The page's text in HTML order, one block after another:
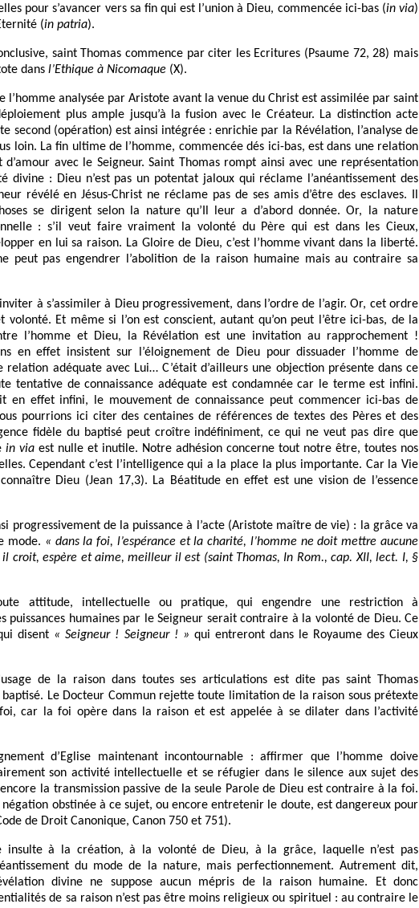
pour s’avancer vers sa fin qui est l’union à Dieu, commencée ici-bas (in via)
(in patria).
saint Thomas commence par citer les Ecritures (Psaume 72, 28) mais
dans l’Ethique à Nicomaque (X).
l’homme analysée par Aristote avant la venue du Christ est assimilée par saint
plus ample jusqu’à la fusion avec le Créateur. La distinction acte
second (opération) est ainsi intégrée : enrichie par la Révélation, l’analyse de
loin. La fin ultime de l’homme, commencée dés ici-bas, est dans une relation
d’amour avec le Seigneur. Saint Thomas rompt ainsi avec une représentation
divine : Dieu n’est pas un potentat jaloux qui réclame l’anéantissement des
révélé en Jésus-Christ ne réclame pas de ses amis d’être des esclaves. Il
se dirigent selon la nature qu’Il leur a d’abord donnée. Or, la nature
: s’il veut faire vraiment la volonté du Père qui est dans les Cieux,
en lui sa raison. La Gloire de Dieu, c’est l’homme vivant dans la liberté.
peut pas engendrer l’abolition de la raison humaine mais au contraire sa
à s’assimiler à Dieu progressivement, dans l’ordre de l’agir. Or, cet ordre
volonté. Et même si l’on est conscient, autant qu’on peut l’être ici-bas, de la
l’homme et Dieu, la Révélation est une invitation au rapprochement !
en effet insistent sur l’éloignement de Dieu pour dissuader l’homme de
relation adéquate avec Lui… C’était d’ailleurs une objection présente dans ce
tentative de connaissance adéquate est condamnée car le terme est infini.
en effet infini, le mouvement de connaissance peut commencer ici-bas de
pourrions ici citer des centaines de références de textes des Pères et des
fidèle du baptisé peut croître indéfiniment, ce qui ne veut pas dire que
in via est nulle et inutile. Notre adhésion concerne tout notre être, toutes nos
Cependant c’est l’intelligence qui a la place la plus importante. Car la Vie
Dieu (Jean 17,3). La Béatitude en effet est une vision de l’essence
progressivement de la puissance à l’acte (Aristote maître de vie) : la grâce va
mode. « dans la foi, l’espérance et la charité, l’homme ne doit mettre aucune
croit, espère et aime, meilleur il est (saint Thomas, In Rom., cap. XII, lect. I, §
attitude, intellectuelle ou pratique, qui engendre une restriction à
puissances humaines par le Seigneur serait contraire à la volonté de Dieu. Ce
disent « Seigneur ! Seigneur ! » qui entreront dans le Royaume des Cieux
de la raison dans toutes ses articulations est dite pas saint Thomas
Le Docteur Commun rejette toute limitation de la raison sous prétexte
foi, car la foi opère dans la raison et est appelée à se dilater dans l’activité
d’Eglise maintenant incontournable : affirmer que l’homme doive
son activité intellectuelle et se réfugier dans le silence aux sujet des
la transmission passive de la seule Parole de Dieu est contraire à la foi.
négation obstinée à ce sujet, ou encore entretenir le doute, est dangereux pour
de Droit Canonique, Canon 750 et 751).
insulte à la création, à la volonté de Dieu, à la grâce, laquelle n’est pas
du mode de la nature, mais perfectionnement. Autrement dit,
divine ne suppose aucun mépris de la raison humaine. Et donc
de sa raison n’est pas être moins religieux ou spirituel : au contraire le